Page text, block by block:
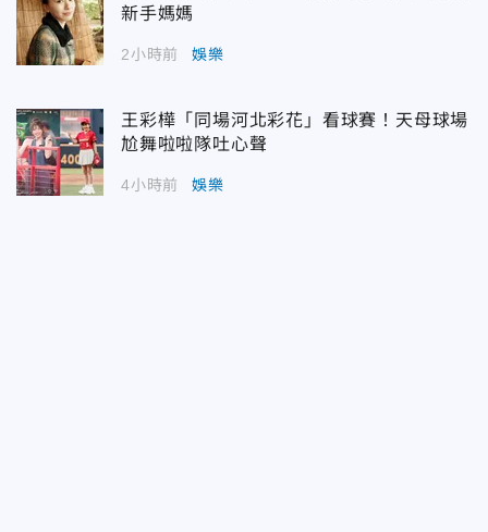
新手媽媽
2小時前 娛樂
王彩樺「同場河北彩花」看球賽！天母球場
尬舞啦啦隊吐心聲
4小時前 娛樂